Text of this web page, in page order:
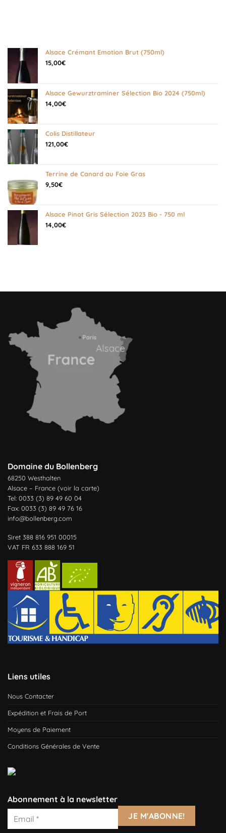
Alsace Crémant Emotion Brut (750ml)
15,00€
Alsace Gewurztraminer Sélection Bio 2024 (750ml)
14,00€
Colis Distillateur
121,00€
Terrine de Canard au Foie Gras
9,50€
Alsace Pinot Gris Sélection 2023 Bio - 750 ml
14,00€
Domaine du Bollenberg
68250 Westhalten
Alsace – France (voir la carte)
Tel: 0033 (3) 89 49 60 04
Fax: 0033 (3) 89 49 76 16
info@bollenberg.com
Siret 388 816 951 00015
VAT FR 633 888 169 51
Liens utiles
Nous Contacter
Expédition et Frais de Port
Moyens de Paiement
Conditions Générales de Vente
Abonnement à la newsletter